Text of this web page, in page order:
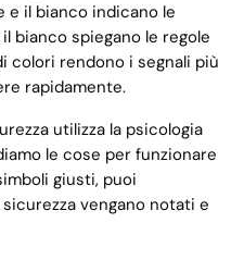
e il bianco indicano le
bianco spiegano le regole
colori rendono i segnali più
rapidamente.
utilizza la psicologia
le cose per funzionare
giusti, puoi
vengano notati e